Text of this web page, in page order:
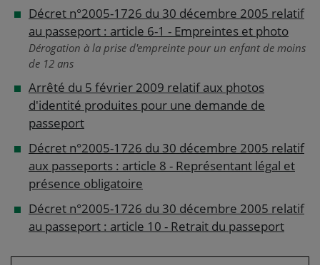
Décret n°2005-1726 du 30 décembre 2005 relatif
au passeport : article 6-1 - Empreintes et photo
Dérogation à la prise d'empreinte pour un enfant de moins
de 12 ans
Arrêté du 5 février 2009 relatif aux photos
d'identité produites pour une demande de
passeport
Décret n°2005-1726 du 30 décembre 2005 relatif
aux passeports : article 8 - Représentant légal et
présence obligatoire
Décret n°2005-1726 du 30 décembre 2005 relatif
au passeport : article 10 - Retrait du passeport